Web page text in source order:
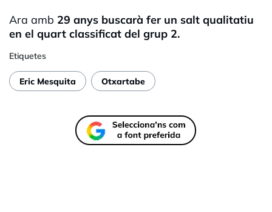
Ara amb 29 anys buscarà fer un salt qualitatiu
en el quart classificat del grup 2.
Etiquetes
Eric Mesquita Otxartabe